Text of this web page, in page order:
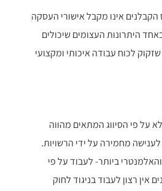
אינו מקבל אישורי העסקה
היתרונות העצומים שיכולים
לכוח עבודה איכותי ומקצועי
על פי הסיווג המתאים מהווה
מחמירה על ידי הרשויות.
ביותר- לעבוד על פי
אין רצון לעבוד בניגוד לחוק